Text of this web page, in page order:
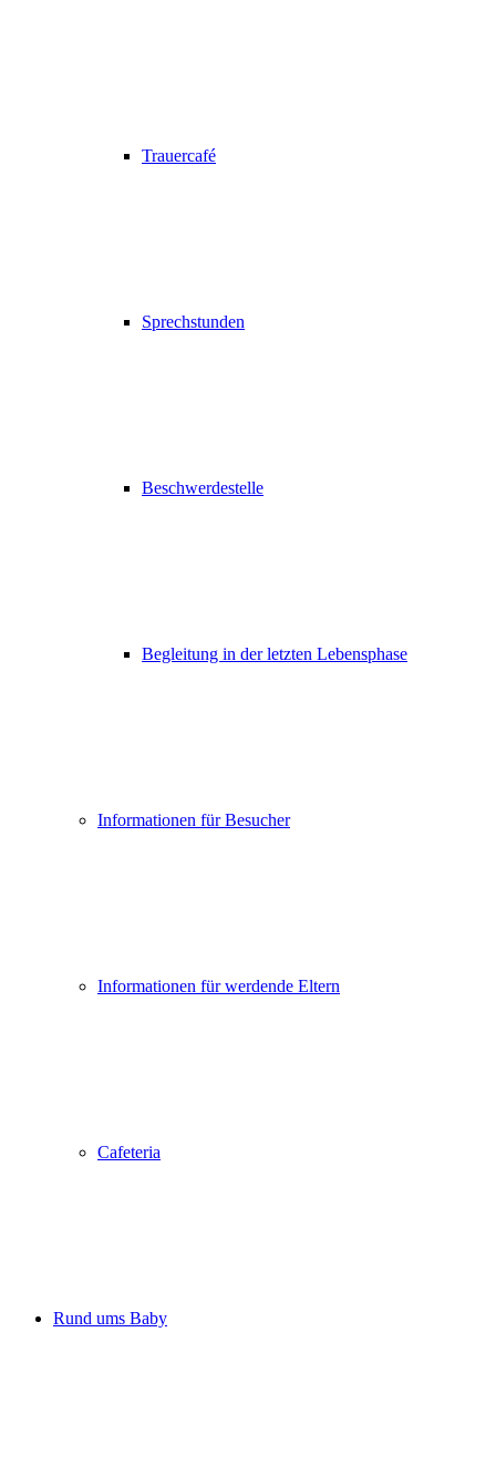
Trauercafé
Sprechstunden
Beschwerdestelle
Begleitung in der letzten Lebensphase
Informationen für Besucher
Informationen für werdende Eltern
Cafeteria
Rund ums Baby